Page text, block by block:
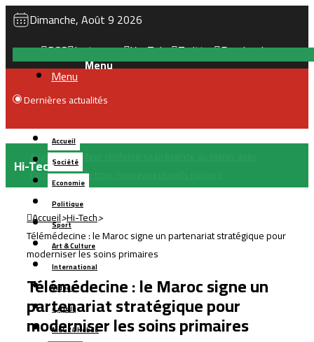
Dimanche, Août 9 2026
RSS Instagram YouTube Twitter Facebook
Dernières actualités
Hausse des prix des carburants : les Marocains se tournent
davantage vers les voitures électriques et hybrides
Menu
Accueil
Société
Economie
Politique
Sport
Art & Culture
International
Vidéos
بالعربية
MCG24 Hebdo
Hi-Tech
Accueil>Hi-Tech>
Télémédecine : le Maroc signe un partenariat stratégique pour
moderniser les soins primaires
Télémédecine : le Maroc signe un
partenariat stratégique pour
moderniser les soins primaires